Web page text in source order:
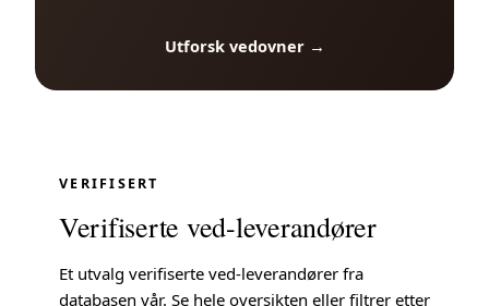
Utforsk vedovner →
VERIFISERT
Verifiserte ved-leverandører
Et utvalg verifiserte ved-leverandører fra
databasen vår. Se hele oversikten eller filtrer etter